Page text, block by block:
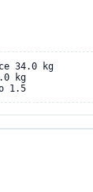
34.0 kg
kg
1.5